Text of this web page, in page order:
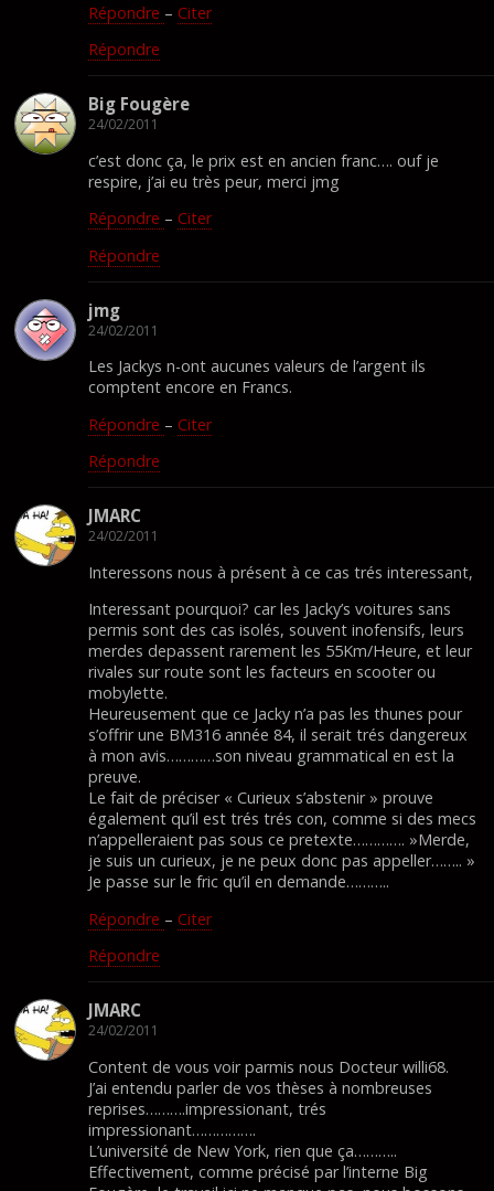
Répondre – Citer
Répondre
Big Fougère
24/02/2011
c’est donc ça, le prix est en ancien franc…. ouf je
respire, j’ai eu très peur, merci jmg
Répondre – Citer
Répondre
jmg
24/02/2011
Les Jackys n-ont aucunes valeurs de l’argent ils
comptent encore en Francs.
Répondre – Citer
Répondre
JMARC
24/02/2011
Interessons nous à présent à ce cas trés interessant,
Interessant pourquoi? car les Jacky’s voitures sans
permis sont des cas isolés, souvent inofensifs, leurs
merdes depassent rarement les 55Km/Heure, et leur
rivales sur route sont les facteurs en scooter ou
mobylette.
Heureusement que ce Jacky n’a pas les thunes pour
s’offrir une BM316 année 84, il serait trés dangereux
à mon avis…………son niveau grammatical en est la
preuve.
Le fait de préciser « Curieux s’abstenir » prouve
également qu’il est trés trés con, comme si des mecs
n’appelleraient pas sous ce pretexte…………. »Merde,
je suis un curieux, je ne peux donc pas appeller…….. »
Je passe sur le fric qu’il en demande………..
Répondre – Citer
Répondre
JMARC
24/02/2011
Content de vous voir parmis nous Docteur willi68.
J’ai entendu parler de vos thèses à nombreuses
reprises……….impressionant, trés
impressionant…………….
L’université de New York, rien que ça………..
Effectivement, comme précisé par l’interne Big